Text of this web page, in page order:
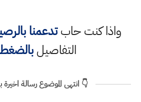
واذا كنت حابتدعمنا
التفاصيل
👇 انتهى الموضوع رسالة اخيرة